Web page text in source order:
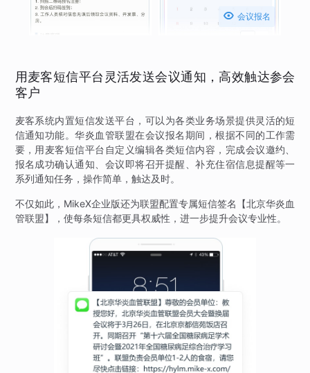
 会议报名
用麦客短信平台灵活发送会议通知，高效触达参会
客户
麦客系统内置短信发送平台，可以为各类业务场景提供灵活的短
信通知功能。华炎血管联盟在会议报名期间，根据不同的工作需
要，用麦客短信平台自定义编辑各类短信内容，完成会议邀约、
报名成功确认通知、会议即将召开提醒、补充住宿信息提醒等一
系列通知任务，操作简单，触达及时。
不仅如此，MikeX企业版还为联盟配置专属短信签名【北京华炎血
管联盟】，使每条短信都更具权威性，进一步提升会议专业性。